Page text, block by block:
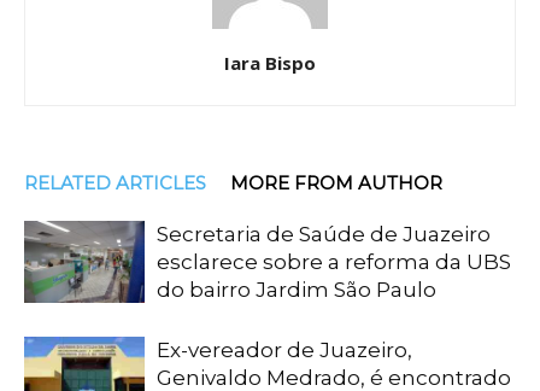
Iara Bispo
RELATED ARTICLES MORE FROM AUTHOR
Secretaria de Saúde de Juazeiro
esclarece sobre a reforma da UBS
do bairro Jardim São Paulo
Ex-vereador de Juazeiro,
Genivaldo Medrado, é encontrado